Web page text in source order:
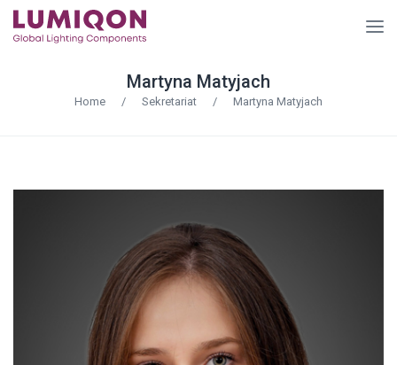
Martyna Matyjach
Home / Sekretariat / Martyna Matyjach